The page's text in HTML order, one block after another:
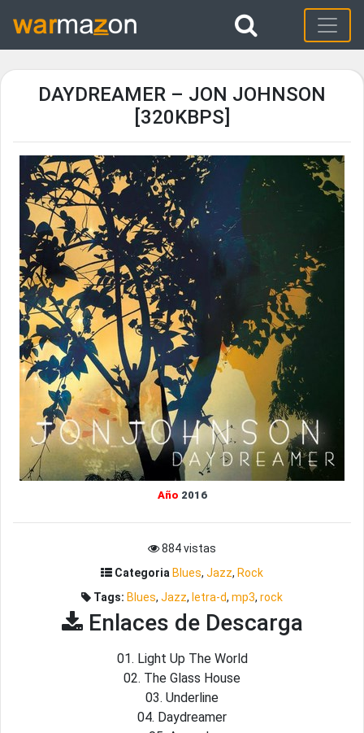
DAYDREAMER – JON JOHNSON
[320KBPS]
Año 2016
884 vistas
Categoria Blues, Jazz, Rock
Tags: Blues, Jazz, letra-d, mp3, rock
Enlaces de Descarga
01. Light Up The World
02. The Glass House
03. Underline
04. Daydreamer